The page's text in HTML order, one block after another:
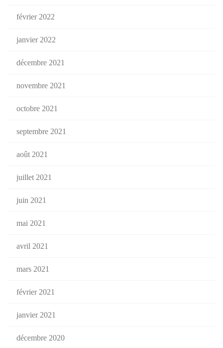
février 2022
janvier 2022
décembre 2021
novembre 2021
octobre 2021
septembre 2021
août 2021
juillet 2021
juin 2021
mai 2021
avril 2021
mars 2021
février 2021
janvier 2021
décembre 2020